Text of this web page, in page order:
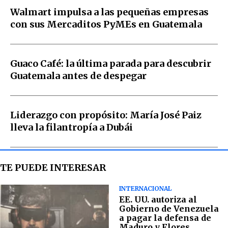
Walmart impulsa a las pequeñas empresas
con sus Mercaditos PyMEs en Guatemala
Guaco Café: la última parada para descubrir
Guatemala antes de despegar
Liderazgo con propósito: María José Paiz
lleva la filantropía a Dubái
TE PUEDE INTERESAR
INTERNACIONAL
EE. UU. autoriza al
Gobierno de Venezuela
a pagar la defensa de